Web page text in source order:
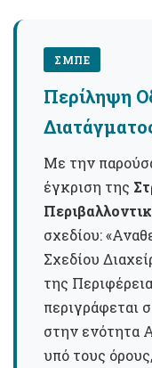
ΣΜΠΕ
Περίληψη
Με την
έγκριση της
σχεδίου:
Σχεδίου
της
περιγράφεται
στην ενότητα
υπό τους